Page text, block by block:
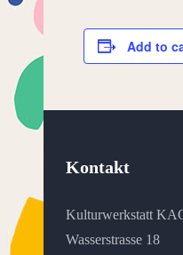
Add to
Kontakt
Kulturwerkstatt
Wasserstrasse 18